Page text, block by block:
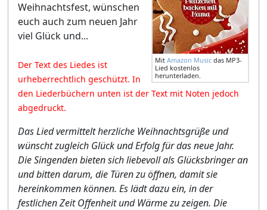
Mit Amazon Music das MP3-
Lied kostenlos
herunterladen.
Weihnachtsfest, wünschen
euch auch zum neuen Jahr
viel Glück und...
Der Text des Liedes ist
urheberrechtlich geschützt. In
den Liederbüchern unten ist der Text mit Noten jedoch
abgedruckt.
Das Lied vermittelt herzliche Weihnachtsgrüße und
wünscht zugleich Glück und Erfolg für das neue Jahr.
Die Singenden bieten sich liebevoll als Glücksbringer an
und bitten darum, die Türen zu öffnen, damit sie
hereinkommen können. Es lädt dazu ein, in der
festlichen Zeit Offenheit und Wärme zu zeigen. Die